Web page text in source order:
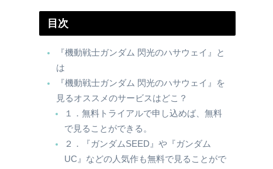
目次
『機動戦士ガンダム 閃光のハサウェイ』と
は
『機動戦士ガンダム 閃光のハサウェイ』を
見るオススメのサービスはどこ？
１．無料トライアルで申し込めば、無料
で見ることができる。
２．『ガンダムSEED』や『ガンダム
UC』などの人気作も無料で見ることがで